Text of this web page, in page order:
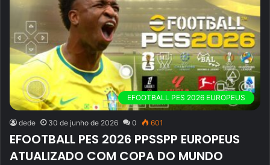
EFOOTBALL PES 2026 EUROPEUS
dede 30 de junho de 2026 0 601
EFOOTBALL PES 2026 PPSSPP EUROPEUS
ATUALIZADO COM COPA DO MUNDO